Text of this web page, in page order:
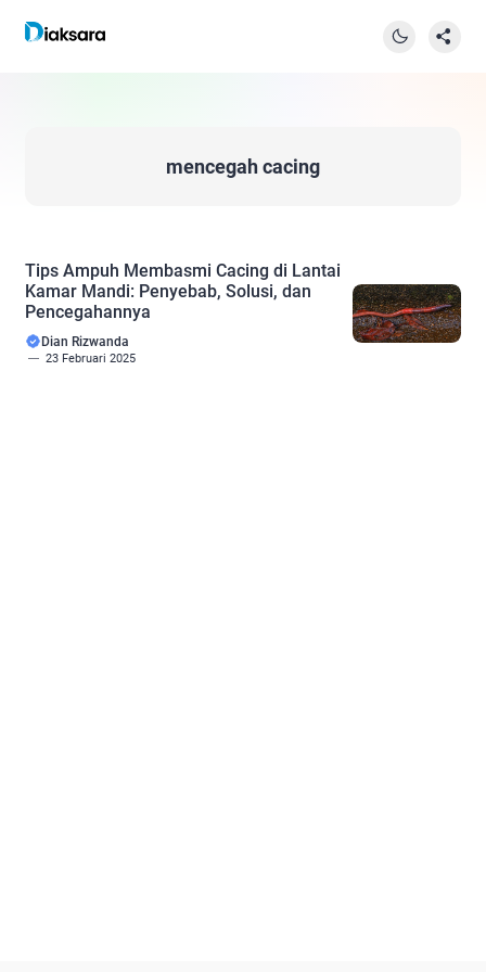
mencegah cacing
Tips Ampuh Membasmi Cacing di Lantai
Kamar Mandi: Penyebab, Solusi, dan
Pencegahannya
Dian Rizwanda
23 Februari 2025